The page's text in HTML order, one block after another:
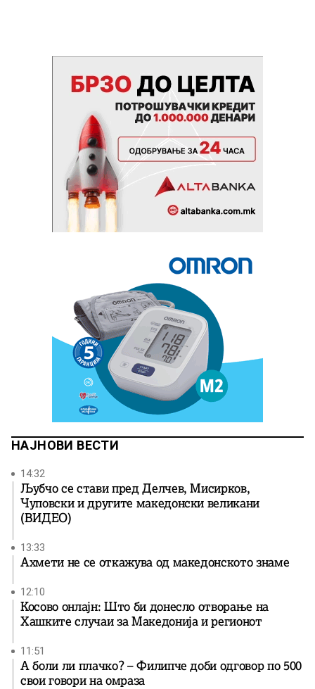
НАЈНОВИ ВЕСТИ
14:32
Љубчо се стави пред Делчев, Мисирков,
Чуповски и другите македонски великани
(ВИДЕО)
13:33
Ахмети не се откажува од македонското знаме
12:10
Косово онлајн: Што би донесло отворање на
Хашките случаи за Македонија и регионот
11:51
А боли ли плачко? – Филипче доби одговор по 500
свои говори на омраза